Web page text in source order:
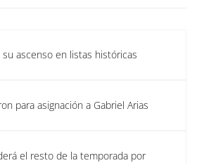
su ascenso en listas históricas
para asignación a Gabriel Arias
el resto de la temporada por